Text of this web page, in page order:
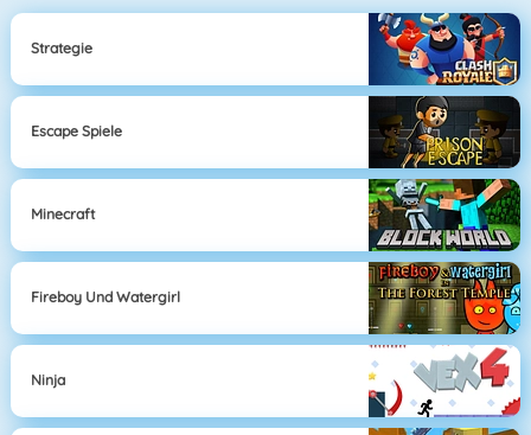
Strategie
Escape Spiele
Minecraft
Fireboy Und Watergirl
Ninja